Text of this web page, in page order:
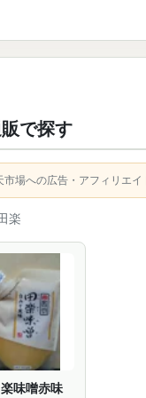
で探す
場への広告・アフィリエイ
楽
味噌赤味